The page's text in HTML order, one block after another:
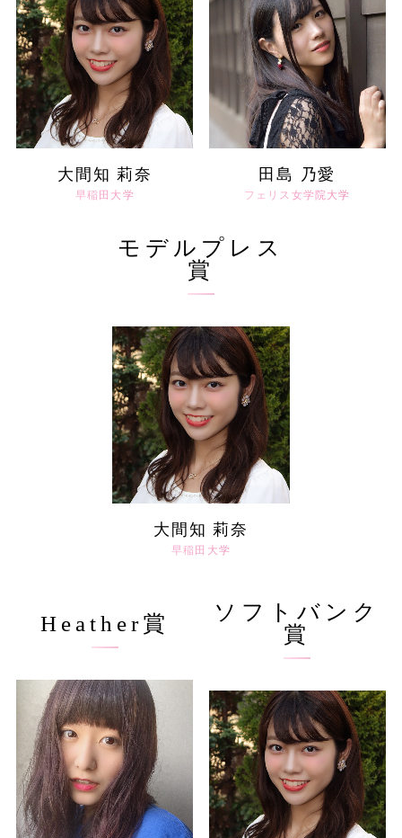
大間知 莉奈
早稲田大学
田島 乃愛
フェリス女学院大学
モデルプレス
賞
大間知 莉奈
早稲田大学
Heather賞
ソフトバンク
賞